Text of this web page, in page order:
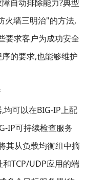
自动排除能力?典型
火墙三明治"的方法,
要求客户为成功安全
的要求,也能够维护
可以在BIG-IP上配
IP可持续检查服务
其从负载均衡组中摘
TCP/UDP应用的端